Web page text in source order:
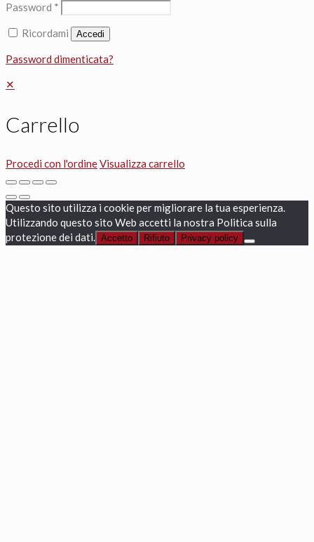
Password *
Ricordami Accedi
Password dimenticata?
✕
Carrello
Procedi con l'ordineVisualizza carrello
Questo sito utilizza i cookie per migliorare la tua esperienza.
Utilizzando questo sito Web accetti la nostra Politica sulla
protezione dei dati. Accetto Rifiuto Privacy policy